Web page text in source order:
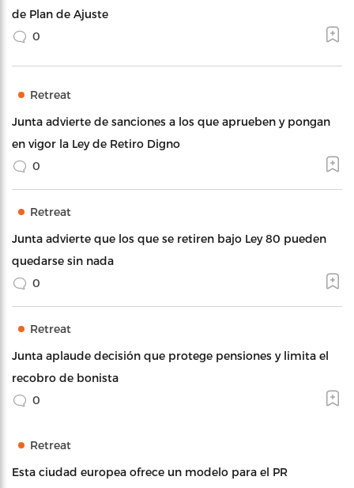
de Plan de Ajuste
0
Retreat
Junta advierte de sanciones a los que aprueben y pongan
en vigor la Ley de Retiro Digno
0
Retreat
Junta advierte que los que se retiren bajo Ley 80 pueden
quedarse sin nada
0
Retreat
Junta aplaude decisión que protege pensiones y limita el
recobro de bonista
0
Retreat
Esta ciudad europea ofrece un modelo para el PR